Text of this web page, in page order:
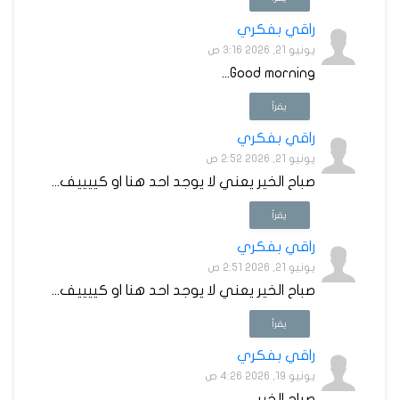
راقي بفكري
يونيو 21, 2026 3:16 ص
Good morning...
يقرأ
راقي بفكري
يونيو 21, 2026 2:52 ص
صباح الخير يعني لا يوجد احد هنا او كييييف...
يقرأ
راقي بفكري
يونيو 21, 2026 2:51 ص
صباح الخير يعني لا يوجد احد هنا او كييييف...
يقرأ
راقي بفكري
يونيو 19, 2026 4:26 ص